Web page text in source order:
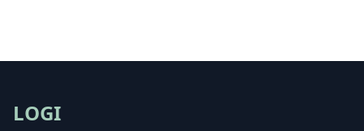
LOGI